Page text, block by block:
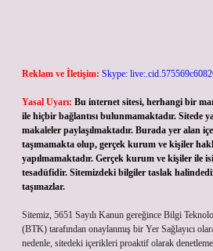
Reklam ve İletişim: Skype:
Yasal Uyarı: Bu internet sitesi, herhangi bir
ile hiçbir bağlantısı bulunmamaktadır. Sitede
makaleler paylaşılmaktadır. Burada yer alan
taşımamakta olup, gerçek kurum ve kişiler
yapılmamaktadır. Gerçek kurum ve kişiler ile
tesadüfidir. Sitemizdeki bilgiler taslak
taşımazlar.
Sitemiz, 5651 Sayılı Kanun gereğince Bilgi
(BTK) tarafından onaylanmış bir Yer Sağlayıcı
nedenle, sitedeki içerikleri proaktif olarak denetleme